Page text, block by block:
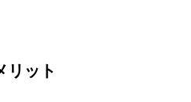
リット